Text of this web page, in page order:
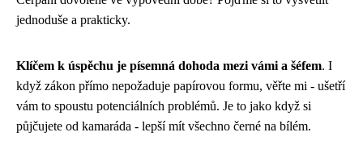
jednoduše a prakticky.
Klíčem k úspěchu je písemná dohoda mezi vámi a šéfem. I
když zákon přímo nepožaduje papírovou formu, věřte mi - ušetří
vám to spoustu potenciálních problémů. Je to jako když si
půjčujete od kamaráda - lepší mít všechno černé na bílém.